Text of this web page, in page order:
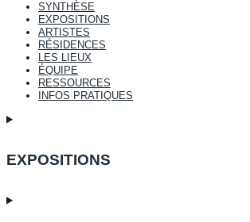
SYNTHÈSE
EXPOSITIONS
ARTISTES
RÉSIDENCES
LES LIEUX
ÉQUIPE
RESSOURCES
INFOS PRATIQUES
EXPOSITIONS